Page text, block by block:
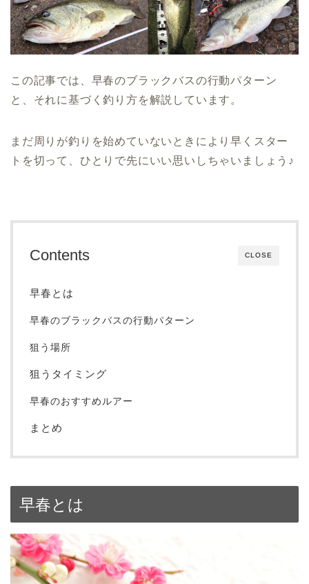
この記事では、早春のブラックバスの行動パターン
と、それに基づく釣り方を解説しています。
まだ周りが釣りを始めていないときにより早くスター
トを切って、ひとりで先にいい思いしちゃいましょう♪
CLOSE
Contents
早春とは
早春のブラックバスの行動パターン
狙う場所
狙うタイミング
早春のおすすめルアー
まとめ
早春とは